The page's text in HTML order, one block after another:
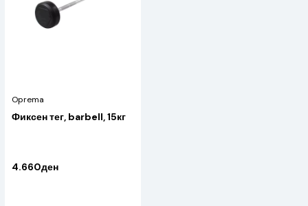
Oprema
Фиксен тег, barbell, 15кг
4.660ден